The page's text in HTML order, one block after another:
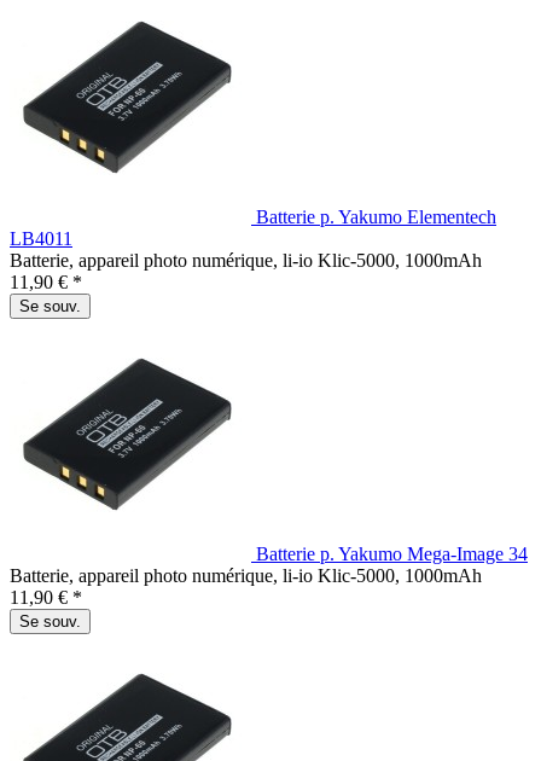
Batterie p. Yakumo Elementech
LB4011
Batterie, appareil photo numérique, li-io Klic-5000, 1000mAh
11,90 € *
Se souv.
Batterie p. Yakumo Mega-Image 34
Batterie, appareil photo numérique, li-io Klic-5000, 1000mAh
11,90 € *
Se souv.